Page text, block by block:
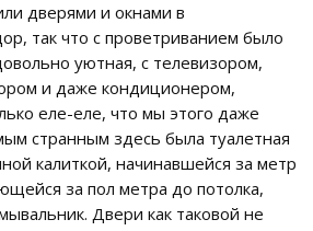
дверями и окнами в
так что с проветриванием было
уютная, с телевизором,
и даже кондиционером,
еле-еле, что мы этого даже
странным здесь была туалетная
калиткой, начинавшейся за метр
за пол метра до потолка,
Двери как таковой не